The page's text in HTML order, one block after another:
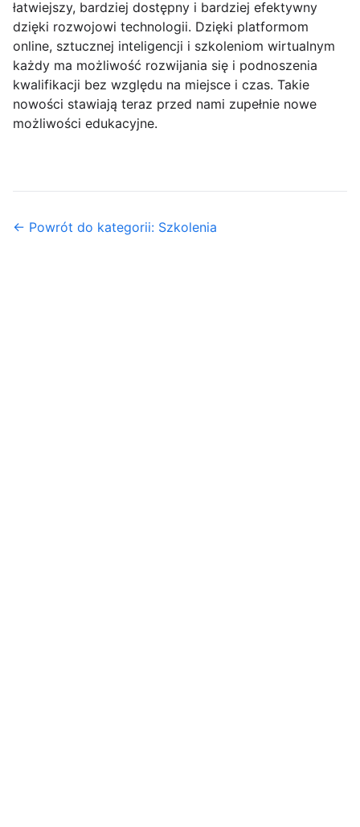
łatwiejszy, bardziej dostępny i bardziej efektywny
dzięki rozwojowi technologii. Dzięki platformom
online, sztucznej inteligencji i szkoleniom wirtualnym
każdy ma możliwość rozwijania się i podnoszenia
kwalifikacji bez względu na miejsce i czas. Takie
nowości stawiają teraz przed nami zupełnie nowe
możliwości edukacyjne.
← Powrót do kategorii: Szkolenia